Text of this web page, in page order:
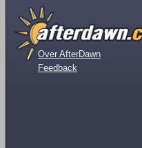
Over AfterDawn
Feedback